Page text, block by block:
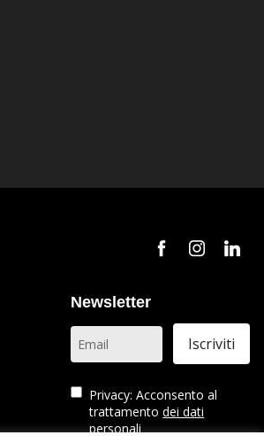
Newsletter
Privacy: Acconsento al
trattamentodei dati
personali